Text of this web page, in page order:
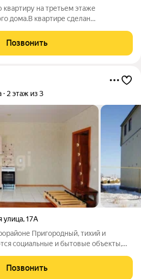
на третьем этаже
дома.В квартире сделан
узел и ванная совмещённые,есть
очень
Позвонить
2 этаж из 3
улица,17А
Пригородный, тихий и
социальные и бытовые объекты,
регулярное автобусное
10 минут
Позвонить